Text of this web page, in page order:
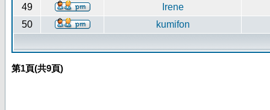
49
Irene
50
kumifon
第1頁(共9頁)